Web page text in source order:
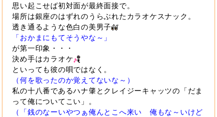
思い起こせば初対面が最終面接で。
場所は銀座のはずれのうらぶれたカラオケスナック。
透き通るような色白の美男子
「おかまにもてそうやな～」
が第一印象・・・
決め手はカラオケ
といっても彼の唄ではなく。
（何を歌ったのか覚えてないな～）
私の十八番であるハナ肇とクレイジーキャッツの「だま
って俺についてこい」。
（「銭のなーいやつぁ俺んとこへ来い 俺もな～いけど